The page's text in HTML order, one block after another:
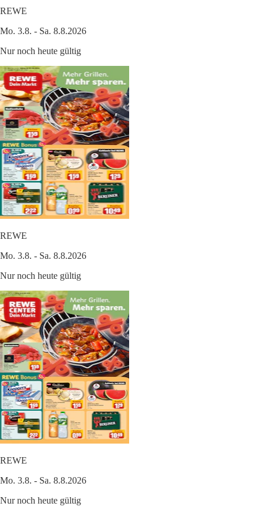
REWE
Mo. 3.8. - Sa. 8.8.2026
Nur noch heute gültig
REWE
Mo. 3.8. - Sa. 8.8.2026
Nur noch heute gültig
REWE
Mo. 3.8. - Sa. 8.8.2026
Nur noch heute gültig